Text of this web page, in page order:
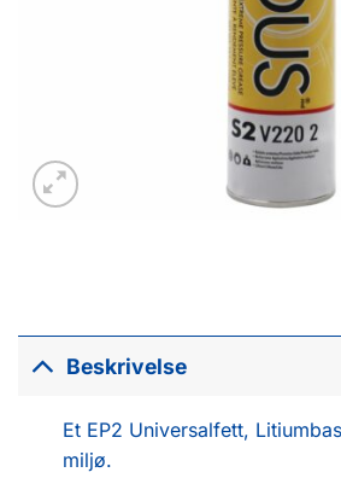
Beskrivelse
Et EP2 Universalfett,
miljø.